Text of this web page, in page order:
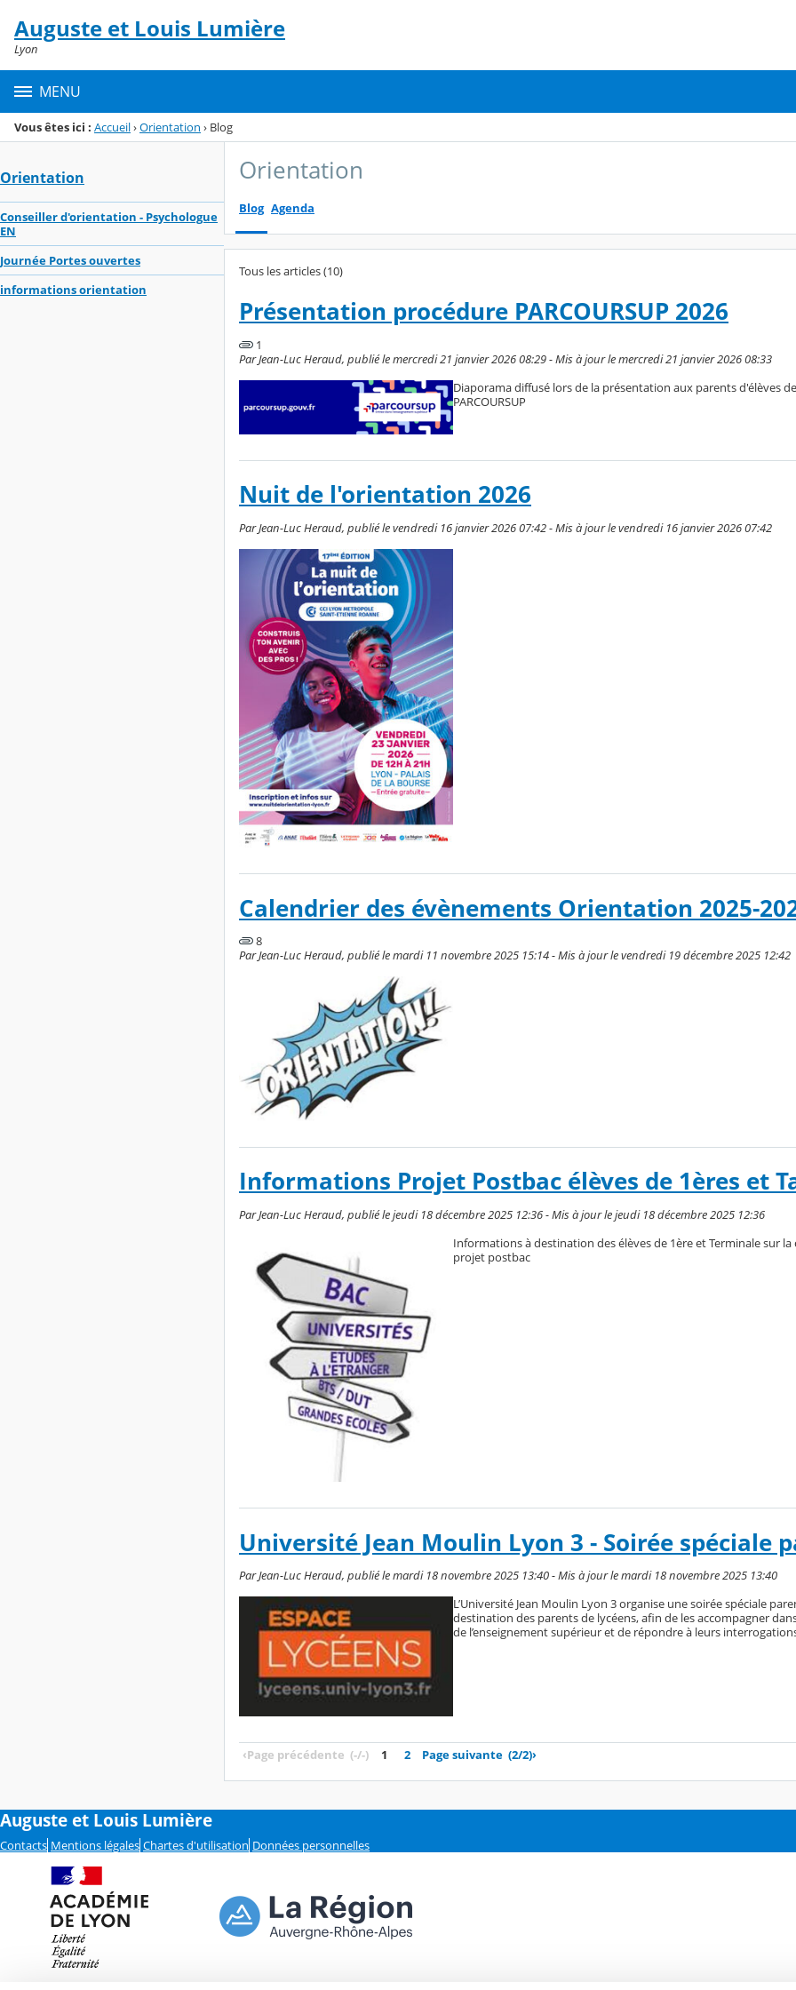
Menu de la rubrique
Contenu
Auguste et Louis Lumière
Lyon
MENU
Vous êtes ici : Accueil›Orientation › Blog
Orientation
Conseiller d'orientation - Psychologue
EN
Journée Portes ouvertes
informations orientation
Orientation
Blog Agenda
Tous les articles (10)
Présentation procédure PARCOURSUP 2026
1
Par Jean-Luc Heraud, publié le mercredi 21 janvier 2026 08:29 - Mis à jour le mercredi 21 janvier 2026 08:33
Diaporama diffusé lors de la présentation aux parents d'élèves
PARCOURSUP
Nuit de l'orientation 2026
Par Jean-Luc Heraud, publié le vendredi 16 janvier 2026 07:42 - Mis à jour le vendredi 16 janvier 2026 07:42
Calendrier des évènements Orientation 2025-
8
Par Jean-Luc Heraud, publié le mardi 11 novembre 2025 15:14 - Mis à jour le vendredi 19 décembre 2025 12:42
Informations Projet Postbac élèves de 1ères et
Par Jean-Luc Heraud, publié le jeudi 18 décembre 2025 12:36 - Mis à jour le jeudi 18 décembre 2025 12:36
Informations à destination des élèves de 1ère et Terminale sur
projet postbac
Université Jean Moulin Lyon 3 - Soirée spéciale
Par Jean-Luc Heraud, publié le mardi 18 novembre 2025 13:40 - Mis à jour le mardi 18 novembre 2025 13:40
L’Université Jean Moulin Lyon 3 organise une soirée spéciale
destination des parents de lycéens, afin de les accompagner
de l’enseignement supérieur et de répondre à leurs
‹Page précédente (-/-) 1 2 Page suivante (2/2)›
Auguste et Louis Lumière
Contacts Mentions légales Chartes d'utilisation Données personnelles